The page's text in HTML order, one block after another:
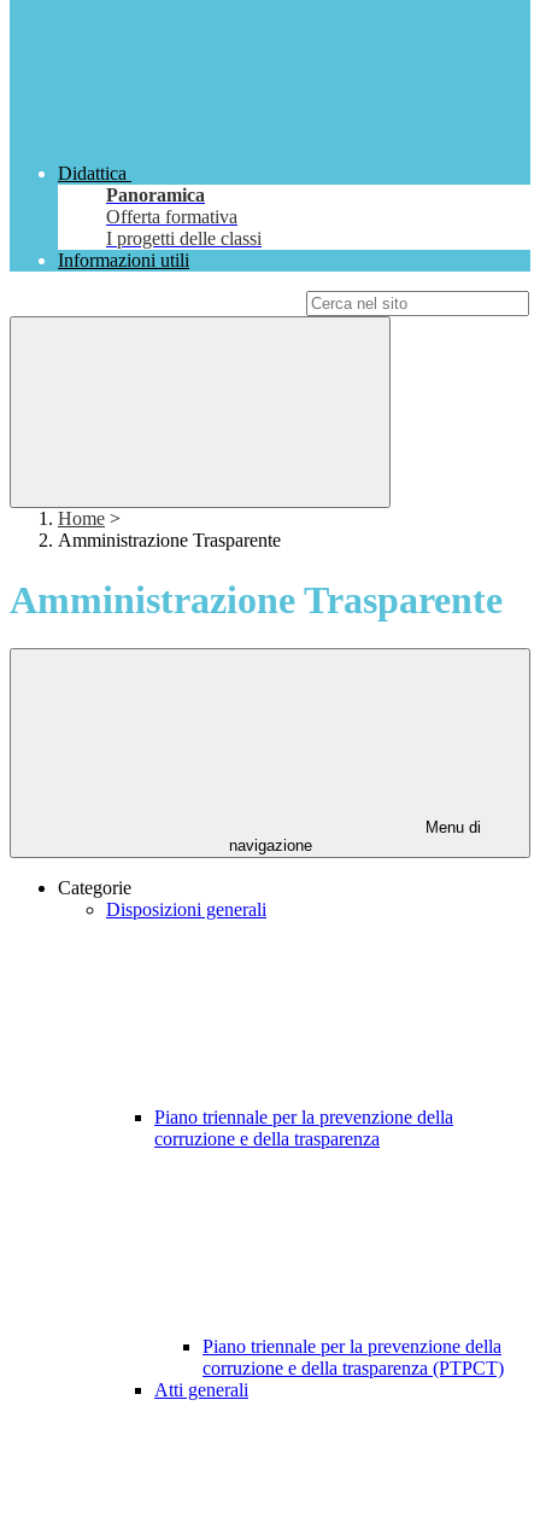
Didattica
Panoramica
Offerta formativa
I progetti delle classi
Informazioni utili
Home >
Amministrazione Trasparente
Amministrazione Trasparente
Menu di
navigazione
Categorie
Disposizioni generali
Piano triennale per la prevenzione della
corruzione e della trasparenza
Piano triennale per la prevenzione della
corruzione e della trasparenza (PTPCT)
Atti generali